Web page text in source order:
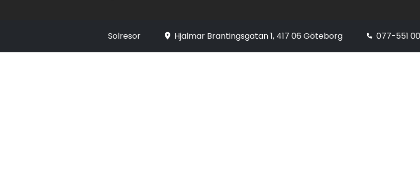
Solresor Hjalmar Brantingsgatan 1, 417 06 Göteborg 077-551